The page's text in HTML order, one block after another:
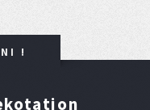
!